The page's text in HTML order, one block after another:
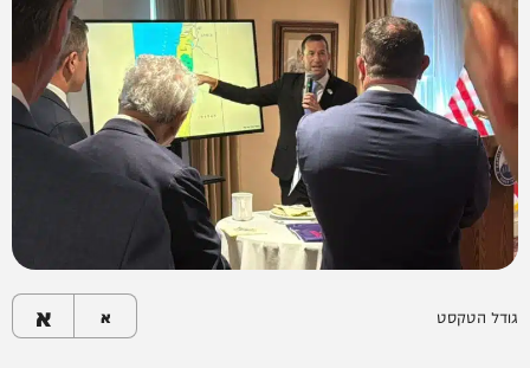
גודל הטקסט א א